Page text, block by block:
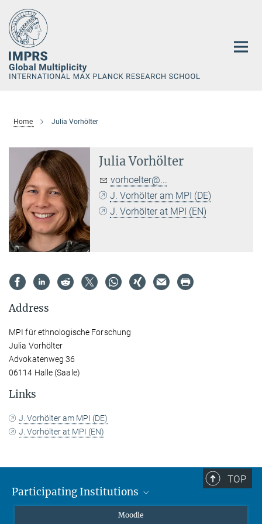
Main-
Content
Home Julia Vorhölter
Julia Vorhölter
vorhoelter@...
J. Vorhölter am MPI (DE)
J. Vorhölter at MPI (EN)
Address
MPI für ethnologische Forschung
Julia Vorhölter
Advokatenweg 36
06114 Halle (Saale)
Links
J. Vorhölter am MPI (DE)
J. Vorhölter at MPI (EN)
TOP
Participating Institutions
Friedrich-Alexander-Universität Erlangen-Nürnberg
Moodle